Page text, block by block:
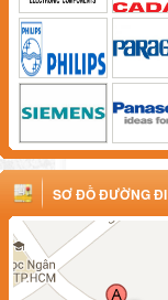
SƠ ĐỒ ĐƯỜNG ĐI